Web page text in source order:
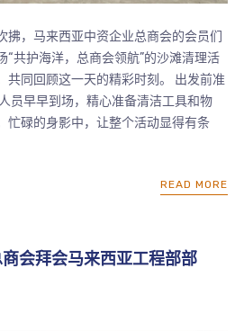
拂，马来西亚中资企业总商会的会员们
“共护海洋，总商会领航”的沙滩清理活
共同回顾这一天的精彩时刻。 出发前准
员早早到场，精心准备清洁工具和物
忙碌的身影中，让整个活动显得有条
READ MORE
会拜会马来西亚工程部部